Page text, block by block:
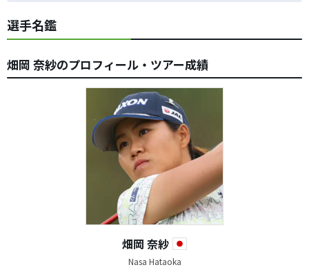
選手名鑑
畑岡 奈紗のプロフィール・ツアー成績
畑岡 奈紗
Nasa Hataoka